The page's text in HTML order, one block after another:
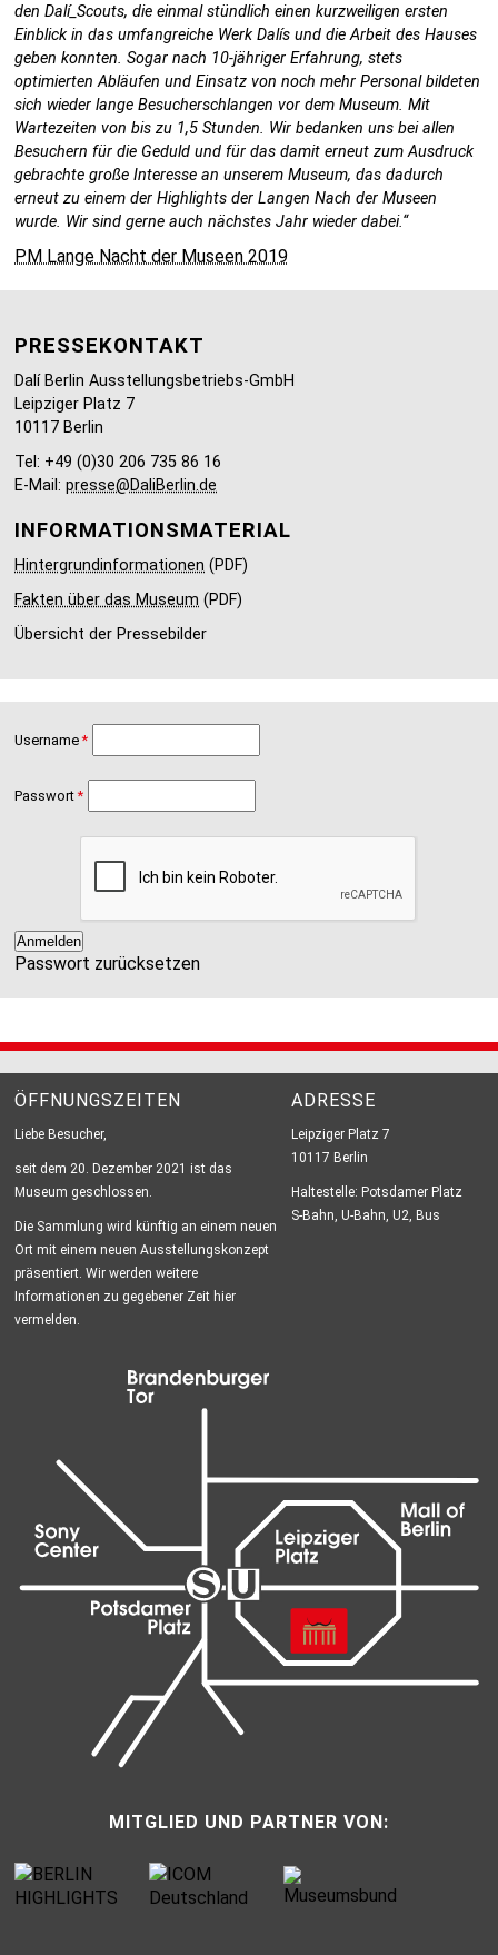
den Dalí_Scouts, die einmal stündlich einen kurzweiligen ersten
Einblick in das umfangreiche Werk Dalís und die Arbeit des Hauses
geben konnten. Sogar nach 10-jähriger Erfahrung, stets
optimierten Abläufen und Einsatz von noch mehr Personal bildeten
sich wieder lange Besucherschlangen vor dem Museum. Mit
Wartezeiten von bis zu 1,5 Stunden. Wir bedanken uns bei allen
Besuchern für die Geduld und für das damit erneut zum Ausdruck
gebrachte große Interesse an unserem Museum, das dadurch
erneut zu einem der Highlights der Langen Nach der Museen
wurde. Wir sind gerne auch nächstes Jahr wieder dabei.“
PM Lange Nacht der Museen 2019
PRESSEKONTAKT
Dalí Berlin Ausstellungsbetriebs-GmbH
Leipziger Platz 7
10117 Berlin
Tel: +49 (0)30 206 735 86 16
E-Mail:presse@DaliBerlin.de
INFORMATIONSMATERIAL
Hintergrundinformationen (PDF)
Fakten über das Museum (PDF)
Übersicht der Pressebilder
Username
Passwort
Passwort zurücksetzen
ÖFFNUNGSZEITEN
Liebe Besucher,
seit dem 20. Dezember 2021 ist das
Museum geschlossen.
Die Sammlung wird künftig an einem neuen
Ort mit einem neuen Ausstellungskonzept
präsentiert. Wir werden weitere
Informationen zu gegebener Zeit hier
vermelden.
ADRESSE
Leipziger Platz 7
10117 Berlin
Haltestelle: Potsdamer Platz
S-Bahn, U-Bahn, U2, Bus
MITGLIED UND PARTNER VON: